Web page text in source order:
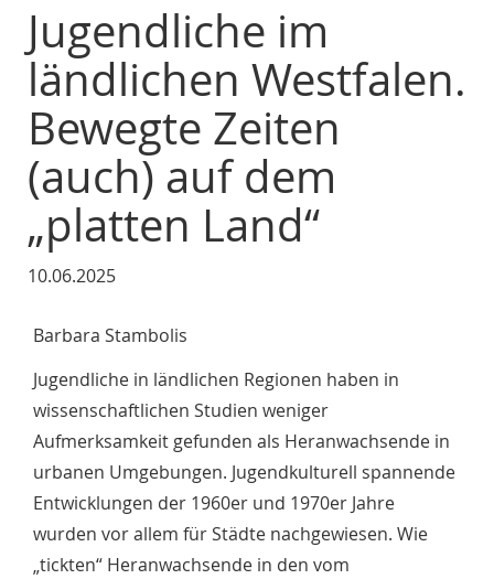
Jugendliche im
ländlichen Westfalen.
Bewegte Zeiten
(auch) auf dem
„platten Land“
10.06.2025
Barbara Stambolis
Jugendliche in ländlichen Regionen haben in
wissenschaftlichen Studien weniger
Aufmerksamkeit gefunden als Heranwachsende in
urbanen Umgebungen. Jugendkulturell spannende
Entwicklungen der 1960er und 1970er Jahre
wurden vor allem für Städte nachgewiesen. Wie
„tickten“ Heranwachsende in den vom